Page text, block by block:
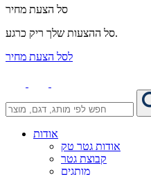
סל הצעת מחיר
סל ההצעות שלך ריק כרגע.
לסל הצעת מחיר
אודות
אודות גטר טק
קבוצת גטר
מותגים